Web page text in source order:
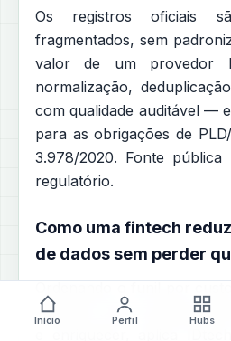
Os registros oficiais
fragmentados, sem
valor de um provedor
normalização,
com qualidade auditável —
para as obrigações de
3.978/2020. Fonte
regulatório.
Como uma fintech
de dados sem perder
públicas como primeira
Início Perfil Hubs